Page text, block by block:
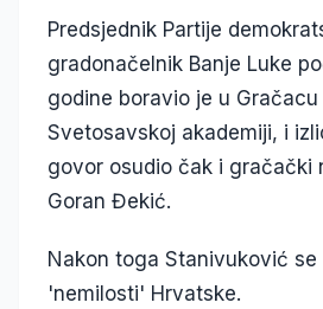
Predsjednik Partije
gradonačelnik Banje Luke
godine boravio je u
Svetosavskoj akademiji, i
govor osudio čak i gračački
Goran Đekić.
Nakon toga Stanivuković se
'nemilosti' Hrvatske.